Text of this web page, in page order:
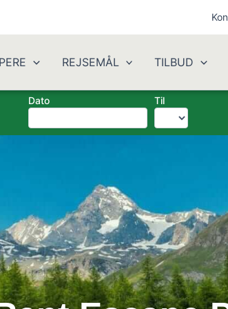
REJSEMÅL TILBUD
Dato Til